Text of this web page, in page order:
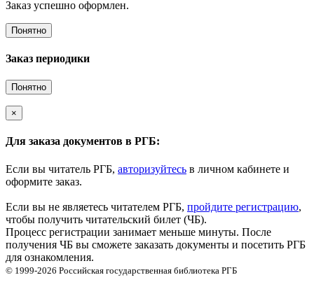
Заказ успешно оформлен.
Понятно
Заказ периодики
Понятно
×
Для заказа документов в РГБ:
Если вы читатель РГБ, авторизуйтесь в личном кабинете и
оформите заказ.
Если вы не являетесь читателем РГБ, пройдите регистрацию,
чтобы получить читательский билет (ЧБ).
Процесс регистрации занимает меньше минуты. После
получения ЧБ вы сможете заказать документы и посетить РГБ
для ознакомления.
© 1999-2026 Российская государственная библиотека РГБ